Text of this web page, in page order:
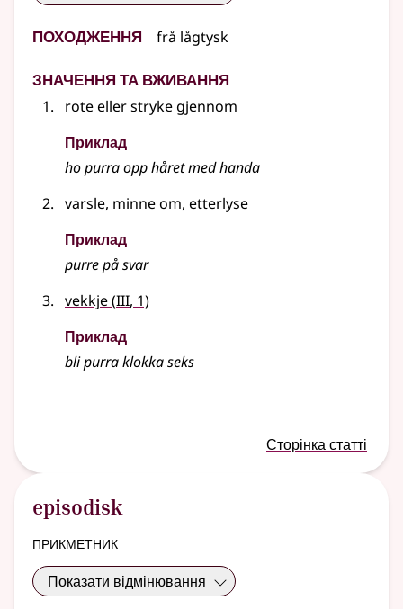
Походження frå lågtysk
Значення та вживання
rote eller stryke gjennom
Приклад
ho purra opp håret med handa
varsle, minne om, etterlyse
Приклад
purre på svar
vekkje(3
III, 1)
Приклад
bli purra klokka seks
Сторінка статті
episodisk
прикметник
Показати відмінювання